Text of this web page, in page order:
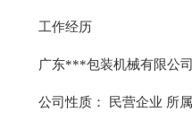
工作经历
广东***包装机械有限公
公司性质： 民营企业 所